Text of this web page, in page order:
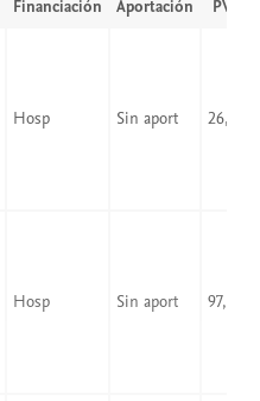
Financiación Aportación PVP
Hosp Sin aport 26,12
Hosp Sin aport 97,94